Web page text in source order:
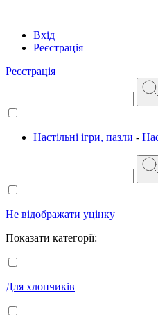
Вхід
Реєстрація
Реєстрація
Настільні ігри, пазли -
Не відображати уцінку
Показати категорії:
Для хлопчиків